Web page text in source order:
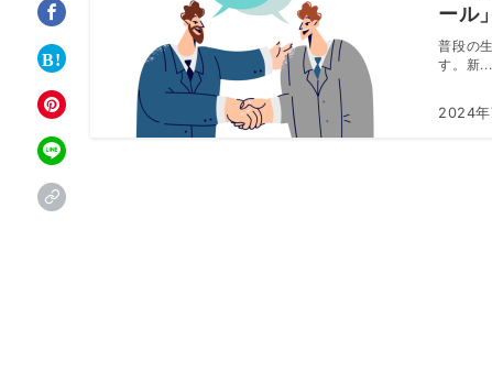
ール
普段の
す。新...
2024年